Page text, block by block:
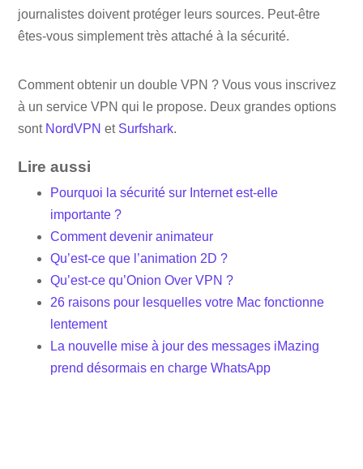
journalistes doivent protéger leurs sources. Peut-être
êtes-vous simplement très attaché à la sécurité.
Comment obtenir un double VPN ? Vous vous inscrivez
à un service VPN qui le propose. Deux grandes options
sont NordVPN et Surfshark.
Lire aussi
Pourquoi la sécurité sur Internet est-elle
importante ?
Comment devenir animateur
Qu’est-ce que l’animation 2D ?
Qu’est-ce qu’Onion Over VPN ?
26 raisons pour lesquelles votre Mac fonctionne
lentement
La nouvelle mise à jour des messages iMazing
prend désormais en charge WhatsApp